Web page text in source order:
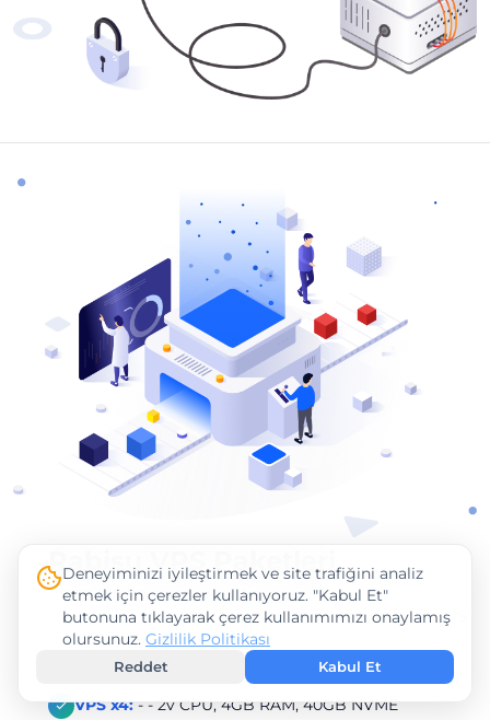
Rabisu VPS Paketleri
Rabisu, güçlü AMD RYZEN işlemcilere sahip çeşitli VPS
paketleri sunmaktadır. Başlangıç fiyatları aşağıdadır:
VPS x4: - - 2v CPU, 4GB RAM, 40GB NVME
Deneyiminizi iyileştirmek ve site trafiğini analiz
etmek için çerezler kullanıyoruz. "Kabul Et"
butonuna tıklayarak çerez kullanımımızı onaylamış
olursunuz. Gizlilik Politikası
Reddet Kabul Et